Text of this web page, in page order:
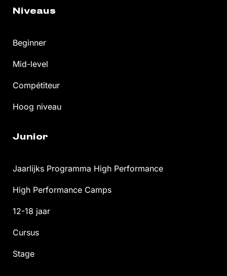
Niveaus
Beginner
Mid-level
Compétiteur
Hoog niveau
Junior
Jaarlijks Programma High Performance
High Performance Camps
12-18 jaar
Cursus
Stage